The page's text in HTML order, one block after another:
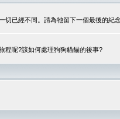
已經不同。請為牠留下一個最後的紀
程呢?該如何處理狗狗貓貓的後事?